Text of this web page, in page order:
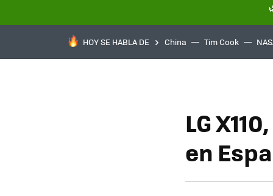
HOY SE HABLA DE China Tim Cook
LG
en